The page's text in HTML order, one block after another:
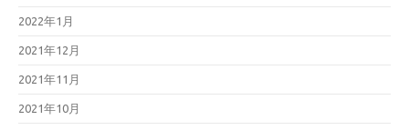
2022年1月
2021年12月
2021年11月
2021年10月